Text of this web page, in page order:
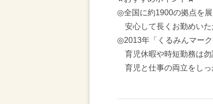
◎全国に約1900の拠点を展
安心して長くお勤めいた
◎2013年「くるみんマー
育児休暇や時短勤務は勿
育児と仕事の両立をしっ